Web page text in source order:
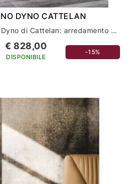
DYNO CATTELAN
Scopri il comodino Dyno di Cattelan: arredamento casa e comodini di lusso
€ 828,00
DISPONIBILE
-15%